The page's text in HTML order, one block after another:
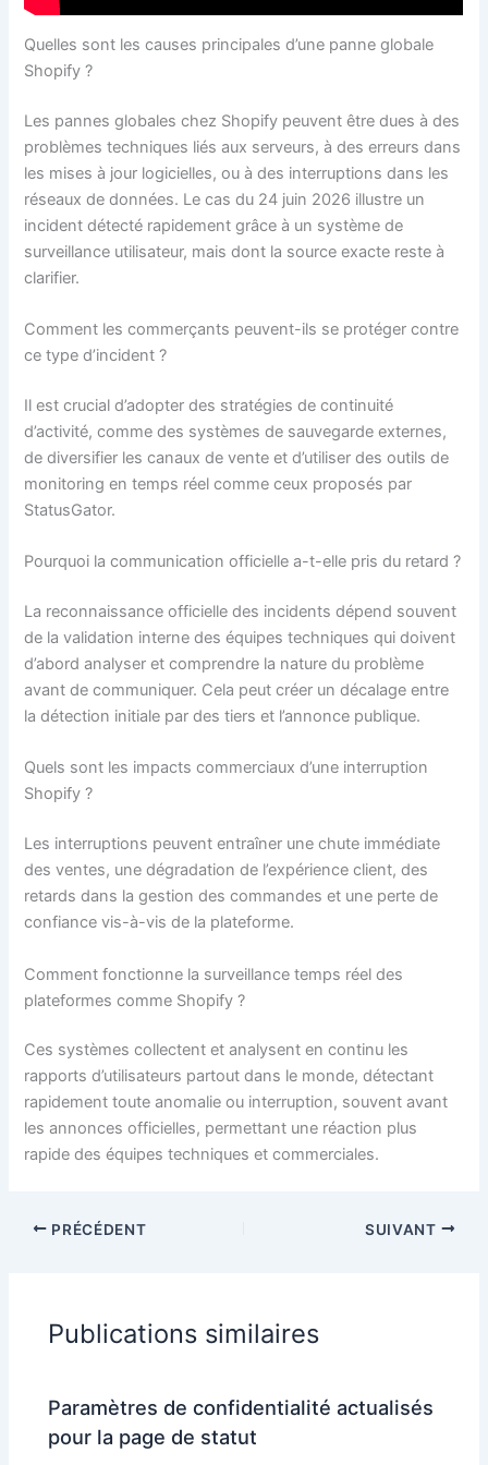
Quelles sont les causes principales d’une panne globale
Shopify ?
Les pannes globales chez Shopify peuvent être dues à des
problèmes techniques liés aux serveurs, à des erreurs dans
les mises à jour logicielles, ou à des interruptions dans les
réseaux de données. Le cas du 24 juin 2026 illustre un
incident détecté rapidement grâce à un système de
surveillance utilisateur, mais dont la source exacte reste à
clarifier.
Comment les commerçants peuvent-ils se protéger contre
ce type d’incident ?
Il est crucial d’adopter des stratégies de continuité
d’activité, comme des systèmes de sauvegarde externes,
de diversifier les canaux de vente et d’utiliser des outils de
monitoring en temps réel comme ceux proposés par
StatusGator.
Pourquoi la communication officielle a-t-elle pris du retard ?
La reconnaissance officielle des incidents dépend souvent
de la validation interne des équipes techniques qui doivent
d’abord analyser et comprendre la nature du problème
avant de communiquer. Cela peut créer un décalage entre
la détection initiale par des tiers et l’annonce publique.
Quels sont les impacts commerciaux d’une interruption
Shopify ?
Les interruptions peuvent entraîner une chute immédiate
des ventes, une dégradation de l’expérience client, des
retards dans la gestion des commandes et une perte de
confiance vis-à-vis de la plateforme.
Comment fonctionne la surveillance temps réel des
plateformes comme Shopify ?
Ces systèmes collectent et analysent en continu les
rapports d’utilisateurs partout dans le monde, détectant
rapidement toute anomalie ou interruption, souvent avant
les annonces officielles, permettant une réaction plus
rapide des équipes techniques et commerciales.
PRÉCÉDENT SUIVANT
Publications similaires
Paramètres de confidentialité actualisés
pour la page de statut